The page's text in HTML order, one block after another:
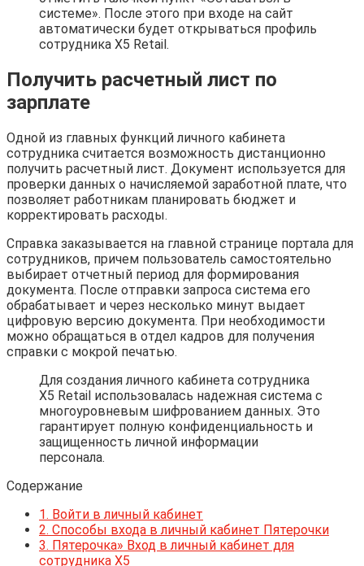
системе». После этого при входе на сайт
автоматически будет открываться профиль
сотрудника X5 Retail.
Получить расчетный лист по
зарплате
Одной из главных функций личного кабинета
сотрудника считается возможность дистанционно
получить расчетный лист. Документ используется для
проверки данных о начисляемой заработной плате, что
позволяет работникам планировать бюджет и
корректировать расходы.
Справка заказывается на главной странице портала для
сотрудников, причем пользователь самостоятельно
выбирает отчетный период для формирования
документа. После отправки запроса система его
обрабатывает и через несколько минут выдает
цифровую версию документа. При необходимости
можно обращаться в отдел кадров для получения
справки с мокрой печатью.
Для создания личного кабинета сотрудника
X5 Retail использовалась надежная система с
многоуровневым шифрованием данных. Это
гарантирует полную конфиденциальность и
защищенность личной информации
персонала.
Содержание
1. Войти в личный кабинет
2. Способы входа в личный кабинет Пятерочки
3. Пятерочка» Вход в личный кабинет для
сотрудника X5